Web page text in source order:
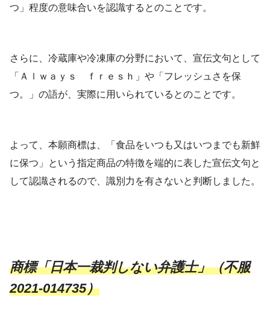
つ」程度の意味合いを認識するとのことです。
さらに、冷蔵庫や冷凍庫の分野において、宣伝文句として
「Ａｌｗａｙｓ ｆｒｅｓｈ」や「フレッシュさを保
つ。」の語が、実際に用いられているとのことです。
よって、本願商標は、「食品をいつも又はいつまでも新鮮
に保つ」という指定商品の特徴を端的に表した宣伝文句と
して認識されるので、識別力を有さないと判断しました。
商標「日本一裁判しない弁護士」（不服
2021-014735）